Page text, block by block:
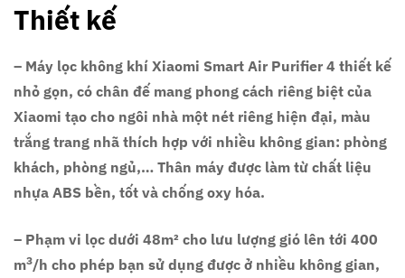
Thiết kế
– Máy lọc không khí Xiaomi Smart Air Purifier 4 thiết kế
nhỏ gọn, có chân đế mang phong cách riêng biệt của
Xiaomi tạo cho ngôi nhà một nét riêng hiện đại, màu
trắng trang nhã thích hợp với nhiều không gian: phòng
khách, phòng ngủ,… Thân máy được làm từ chất liệu
nhựa ABS bền, tốt và chống oxy hóa.
– Phạm vi lọc dưới 48m² cho lưu lượng gió lên tới 400
m3/h cho phép bạn sử dụng được ở nhiều không gian,